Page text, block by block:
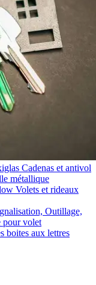
Cadenas et antivol
métallique
Volets et rideaux
Outillage,
pour volet
boites aux lettres